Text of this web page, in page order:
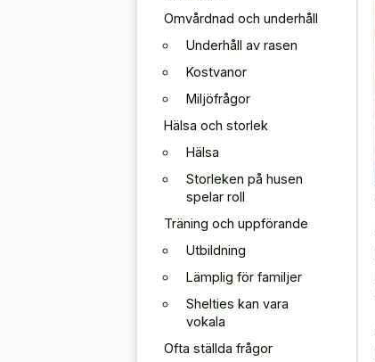
Omvårdnad och underhåll
Underhåll av rasen
Kostvanor
Miljöfrågor
Hälsa och storlek
Hälsa
Storleken på husen
spelar roll
Träning och uppförande
Utbildning
Lämplig för familjer
Shelties kan vara
vokala
Ofta ställda frågor